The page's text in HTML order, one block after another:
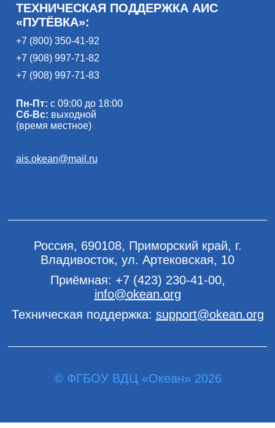
ТЕХНИЧЕСКАЯ ПОДДЕРЖКА АИС
«ПУТЁВКА»:
+7 (800) 350-41-92
+7 (908) 997-71-82
+7 (908) 997-71-83
Пн-Пт: с 09:00 до 18:00
Сб-Вс: выходной
(время местное)
ais.okean@mail.ru
Россия, 690108, Приморский край, г.
Владивосток, ул. Артековская, 10
Приёмная: +7 (423) 230-41-00,
info@okean.org
Техническая поддержка: support@okean.org
© ФГБОУ ВДЦ «Океан» 2026